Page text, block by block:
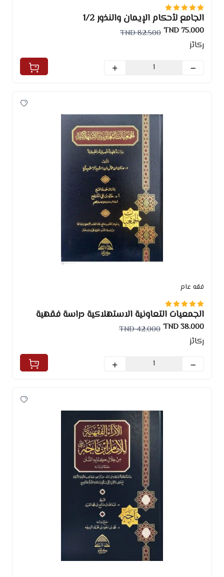
الجامع لأحكام الإيمان والنذور 1/2
75.000 TND
82.500 TND
ركائز
فقه عام
الجمعيات التعاونية الاستهلاكية دراسة فقهية
تاصيلية
38.000 TND
42.000 TND
ركائز